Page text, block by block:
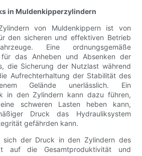
in Muldenkipperzylindern
von Muldenkippern ist von
den sicheren und effektiven Betrieb
Eine ordnungsgemäße
für das Anheben und Absenken der
die Sicherung der Nutzlast während
Aufrechterhaltung der Stabilität des
Gelände unerlässlich. Ein
in den Zylindern kann dazu führen,
schweren Lasten heben kann,
Druck das Hydrauliksystem
gefährden kann.
sich der Druck in den Zylindern des
auf die Gesamtproduktivität und